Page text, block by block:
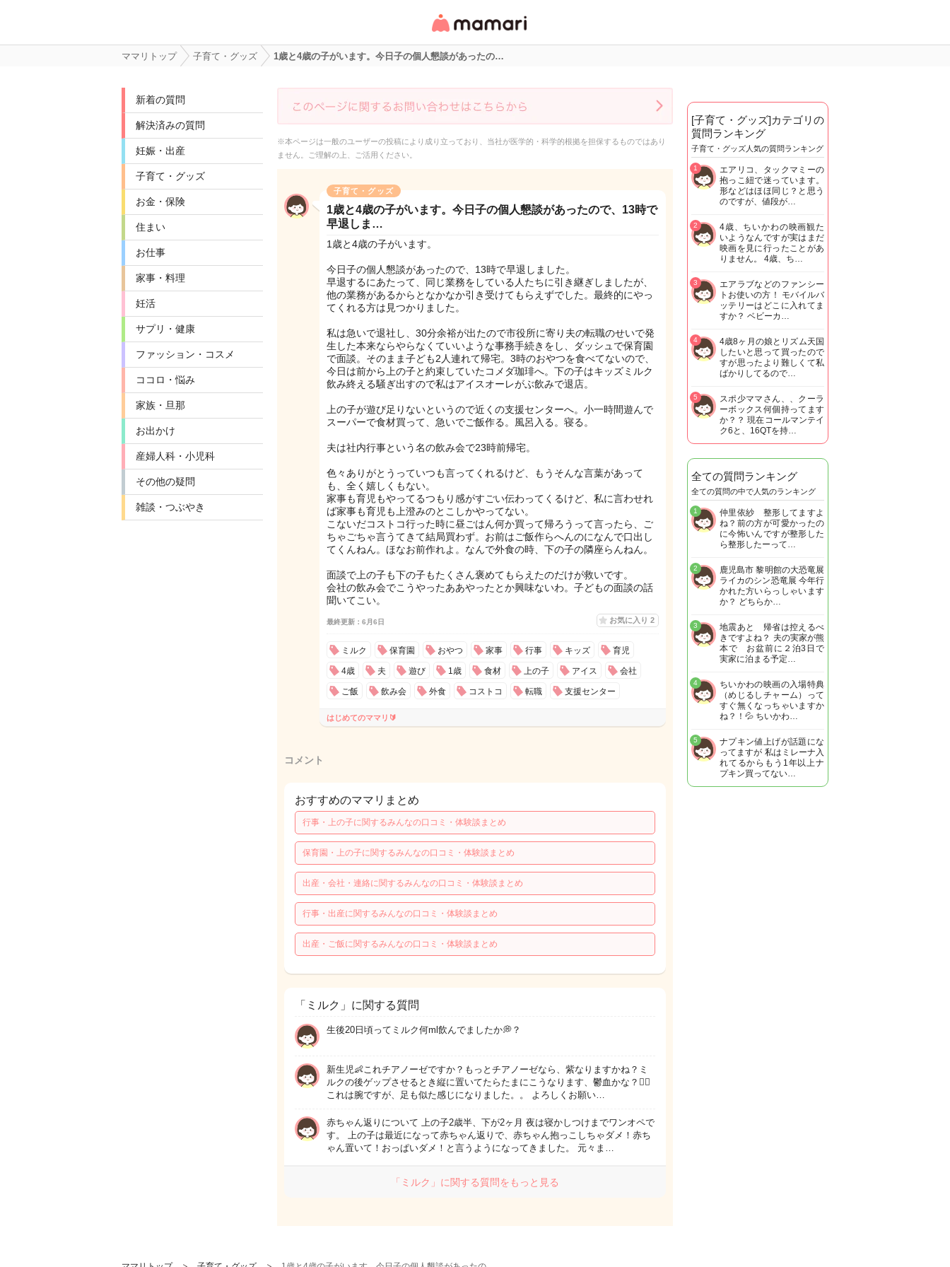
リ・情報サイト
ママリトップ 子育て・グッズ 1歳と4歳の子がいます。今日子の個人懇談があったの…
新着の質問
解決済みの質問
妊娠・出産
子育て・グッズ
お金・保険
住まい
お仕事
家事・料理
妊活
サプリ・健康
ファッション・コスメ
ココロ・悩み
家族・旦那
お出かけ
産婦人科・小児科
その他の疑問
雑談・つぶやき
※本ページは一般のユーザーの投稿により成り立っており、当社が医学的・科学的根拠を担保するものではあり
ません。ご理解の上、ご活用ください。
子育て・グッズ
1歳と4歳の子がいます。今日子の個人懇談があったので、13時で
早退しま…
1歳と4歳の子がいます。
今日子の個人懇談があったので、13時で早退しました。
早退するにあたって、同じ業務をしている人たちに引き継ぎしましたが、
他の業務があるからとなかなか引き受けてもらえずでした。最終的にやっ
てくれる方は見つかりました。
私は急いで退社し、30分余裕が出たので市役所に寄り夫の転職のせいで発
生した本来ならやらなくていいような事務手続きをし、ダッシュで保育園
で面談。そのまま子ども2人連れて帰宅。3時のおやつを食べてないので、
今日は前から上の子と約束していたコメダ珈琲へ。下の子はキッズミルク
飲み終える騒ぎ出すので私はアイスオーレがぶ飲みで退店。
上の子が遊び足りないというので近くの支援センターへ。小一時間遊んで
スーパーで食材買って、急いでご飯作る。風呂入る。寝る。
夫は社内行事という名の飲み会で23時前帰宅。
色々ありがとうっていつも言ってくれるけど、もうそんな言葉があって
も、全く嬉しくもない。
家事も育児もやってるつもり感がすごい伝わってくるけど、私に言わせれ
ば家事も育児も上澄みのとこしかやってない。
こないだコストコ行った時に昼ごはん何か買って帰ろうって言ったら、ご
ちゃごちゃ言うてきて結局買わず。お前はご飯作らへんのになんで口出し
てくんねん。ほなお前作れよ。なんで外食の時、下の子の隣座らんねん。
面談で上の子も下の子もたくさん褒めてもらえたのだけが救いです。
会社の飲み会でこうやったああやったとか興味ないわ。子どもの面談の話
聞いてこい。
最終更新：6月6日 お気に入り 2
ミルク 保育園 おやつ 家事 行事 キッズ 育児
4歳 夫 遊び 1歳 食材 上の子 アイス 会社
ご飯 飲み会 外食 コストコ 転職 支援センター
はじめてのママリ🔰
コメント
おすすめのママリまとめ
行事・上の子に関するみんなの口コミ・体験談まとめ
保育園・上の子に関するみんなの口コミ・体験談まとめ
出産・会社・連絡に関するみんなの口コミ・体験談まとめ
行事・出産に関するみんなの口コミ・体験談まとめ
出産・ご飯に関するみんなの口コミ・体験談まとめ
「ミルク」に関する質問
生後20日頃ってミルク何ml飲んでましたか💭？
新生児👶これチアノーゼですか？もっとチアノーゼなら、紫なりますかね？ミ
ルクの後ゲップさせるとき縦に置いてたらたまにこうなります、鬱血かな？😮‍💨
これは腕ですが、足も似た感じになりました。。 よろしくお願い…
赤ちゃん返りについて 上の子2歳半、下が2ヶ月 夜は寝かしつけまでワンオペで
す。 上の子は最近になって赤ちゃん返りで、赤ちゃん抱っこしちゃダメ！赤ち
ゃん置いて！おっぱいダメ！と言うようになってきました。 元々ま…
「ミルク」に関する質問をもっと見る
[子育て・グッズ]カテゴリの
質問ランキング
子育て・グッズ人気の質問ランキング
エアリコ、タックマミーの
抱っこ紐で迷っています。
形などはほほ同じ？と思う
のですが、値段が…
1
4歳、ちいかわの映画観た
いようなんですが実はまだ
映画を見に行ったことがあ
りません。 4歳、ち…
2
エアラブなどのファンシー
トお使いの方！ モバイルバ
ッテリーはどこに入れてま
すか？ ベビーカ…
3
4歳8ヶ月の娘とリズム天国
したいと思って買ったので
すが思ったより難しくて私
ばかりしてるので…
4
スポ少ママさん、、クーラ
ーボックス何個持ってます
か？？ 現在コールマンテイ
ク6と、16QTを持…
5
全ての質問ランキング
全ての質問の中で人気のランキング
仲里依紗 整形してますよ
ね？前の方が可愛かったの
に今怖いんですが整形した
ら整形したーって…
1
鹿児島市 黎明館の大恐竜展
ライカのシン恐竜展 今年行
かれた方いらっしゃいます
か？ どちらか…
2
地震あと 帰省は控えるべ
きですよね？ 夫の実家が熊
本で お盆前に２泊3日で
実家に泊まる予定…
3
ちいかわの映画の入場特典
（めじるしチャーム）って
すぐ無くなっちゃいますか
ね？！💦 ちいかわ…
4
ナプキン値上げが話題にな
ってますが 私はミレーナ入
れてるからもう1年以上ナ
プキン買ってない…
5